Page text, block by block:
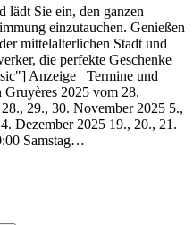
lädt Sie ein, den ganzen
einzutauchen. Genießen
mittelalterlichen Stadt und
die perfekte Geschenke
Anzeige Termine und
2025 vom 28.
29., 30. November 2025 5.,
Dezember 2025 19., 20., 21.
Samstag…